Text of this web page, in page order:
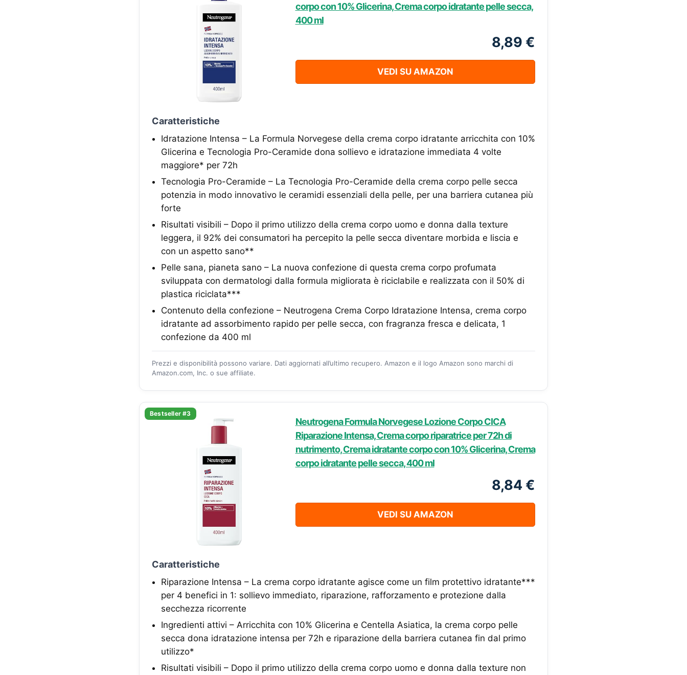
corpo con 10% Glicerina, Crema corpo idratante pelle secca,
400 ml
8,89 €
VEDI SU AMAZON
Caratteristiche
Idratazione Intensa – La Formula Norvegese della crema corpo idratante arricchita con 10%
Glicerina e Tecnologia Pro-Ceramide dona sollievo e idratazione immediata 4 volte
maggiore* per 72h
Tecnologia Pro-Ceramide – La Tecnologia Pro-Ceramide della crema corpo pelle secca
potenzia in modo innovativo le ceramidi essenziali della pelle, per una barriera cutanea più
forte
Risultati visibili – Dopo il primo utilizzo della crema corpo uomo e donna dalla texture
leggera, il 92% dei consumatori ha percepito la pelle secca diventare morbida e liscia e
con un aspetto sano**
Pelle sana, pianeta sano – La nuova confezione di questa crema corpo profumata
sviluppata con dermatologi dalla formula migliorata è riciclabile e realizzata con il 50% di
plastica riciclata***
Contenuto della confezione – Neutrogena Crema Corpo Idratazione Intensa, crema corpo
idratante ad assorbimento rapido per pelle secca, con fragranza fresca e delicata, 1
confezione da 400 ml
Prezzi e disponibilità possono variare. Dati aggiornati all’ultimo recupero. Amazon e il logo Amazon sono marchi di
Amazon.com, Inc. o sue affiliate.
Bestseller #3
Neutrogena Formula Norvegese Lozione Corpo CICA
Riparazione Intensa, Crema corpo riparatrice per 72h di
nutrimento, Crema idratante corpo con 10% Glicerina, Crema
corpo idratante pelle secca, 400 ml
8,84 €
VEDI SU AMAZON
Caratteristiche
Riparazione Intensa – La crema corpo idratante agisce come un film protettivo idratante***
per 4 benefici in 1: sollievo immediato, riparazione, rafforzamento e protezione dalla
secchezza ricorrente
Ingredienti attivi – Arricchita con 10% Glicerina e Centella Asiatica, la crema corpo pelle
secca dona idratazione intensa per 72h e riparazione della barriera cutanea fin dal primo
utilizzo*
Risultati visibili – Dopo il primo utilizzo della crema corpo uomo e donna dalla texture non